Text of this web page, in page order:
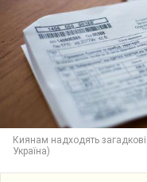
Киянам надходять
Україна)